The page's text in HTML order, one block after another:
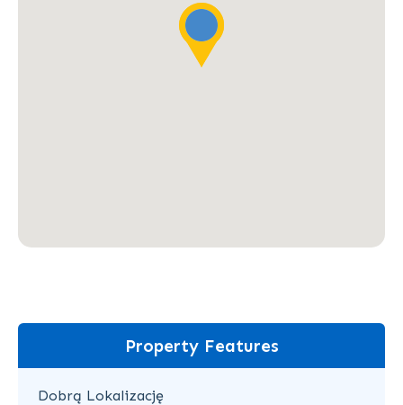
Property Features
Dobrą Lokalizację